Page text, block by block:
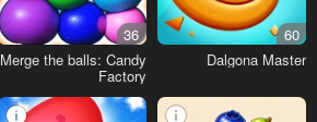
60
Dalgona Master
36
Merge the balls: Candy
Factory